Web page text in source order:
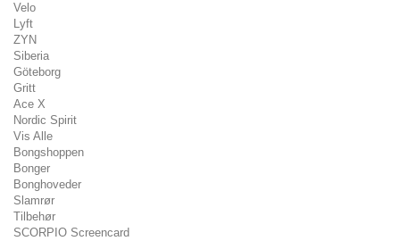
Velo
Lyft
ZYN
Siberia
Göteborg
Gritt
Ace X
Nordic Spirit
Vis Alle
Bongshoppen
Bonger
Bonghoveder
Slamrør
Tilbehør
SCORPIO Screencard